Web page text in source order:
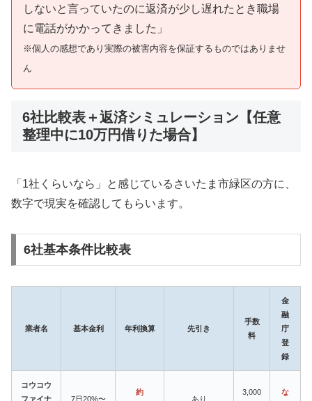
しないと言っていたのに返済が少し遅れたとき職場
に電話がかかってきました」
※個人の感想であり実際の被害内容を保証するものではありませ
ん
6社比較表＋返済シミュレーション【任意
整理中に10万円借りた場合】
「1社くらいなら」と感じているさいたま市緑区の方に、
数字で現実を確認してもらいます。
6社基本条件比較表
業者名 基本金利 年利換算 先引き
手数
料
金
融
庁
登
録
コウコウ
ファイナ
7日20%〜
約
あり
3,000
な